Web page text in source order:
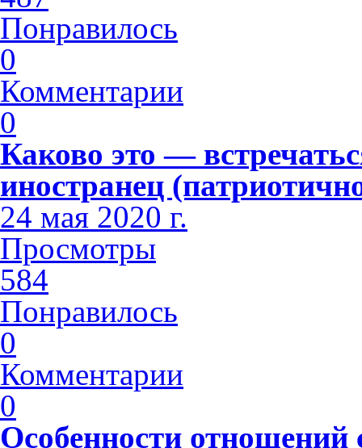
Понравилось
0
Комментарии
0
Каково это —
иностранец
24 мая 2020 г.
Просмотры
584
Понравилось
0
Комментарии
0
Особенности